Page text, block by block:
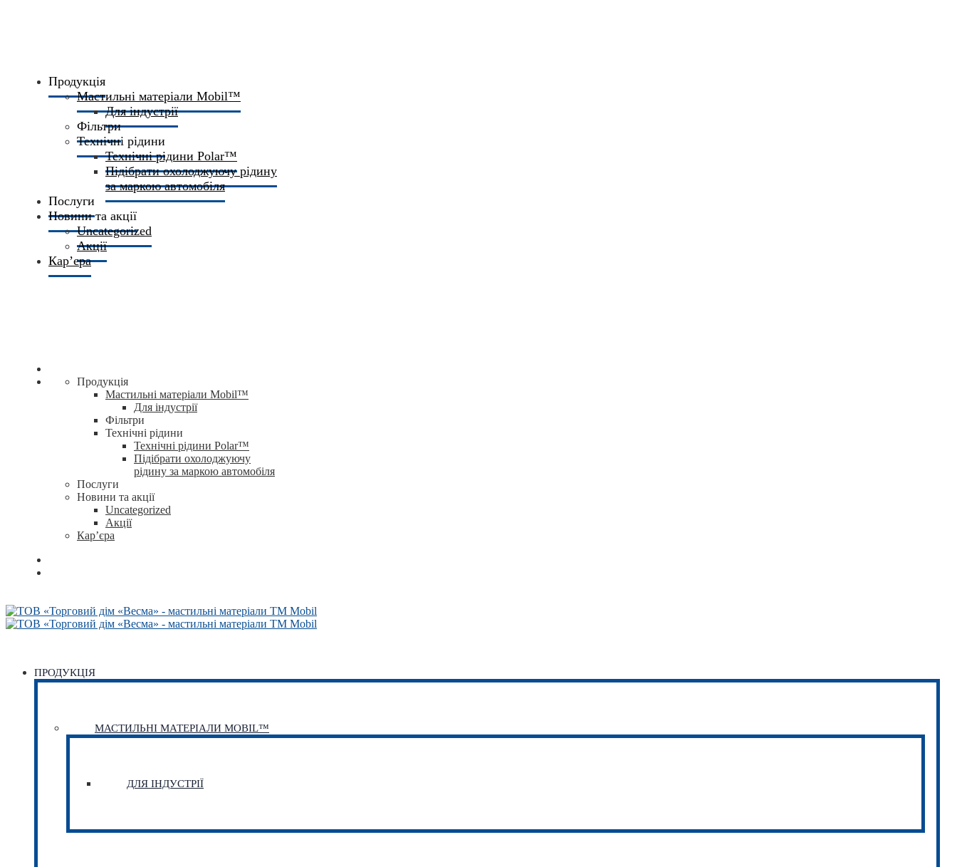
Продукція
Мастильні матеріали Mobil™
Для індустрії
Фільтри
Технічні рідини
Технічні рідини Polar™
Підібрати охолоджуючу рідину
за маркою автомобіля
Послуги
Новини та акції
Uncategorized
Акції
Кар’єра
Продукція
Мастильні матеріали Mobil™
Для індустрії
Фільтри
Технічні рідини
Технічні рідини Polar™
Підібрати охолоджуючу
рідину за маркою автомобіля
Послуги
Новини та акції
Uncategorized
Акції
Кар’єра
ПРОДУКЦІЯ
МАСТИЛЬНІ МАТЕРІАЛИ MOBIL™
ДЛЯ ІНДУСТРІЇ